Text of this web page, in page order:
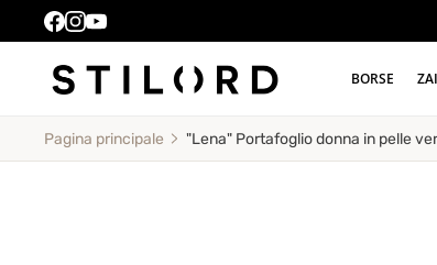
BORSE
Pagina principale "Lena" Portafoglio donna in pelle